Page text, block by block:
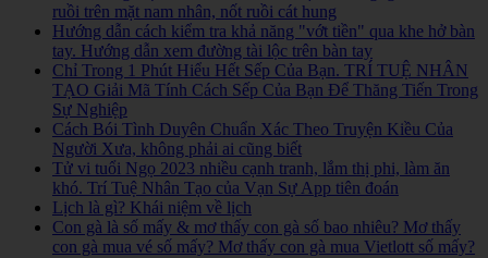
ruồi trên mặt nam nhân, nốt ruồi cát hung
Hướng dẫn cách kiểm tra khả năng "vớt tiền" qua khe hở bàn
tay. Hướng dẫn xem đường tài lộc trên bàn tay
Chỉ Trong 1 Phút Hiểu Hết Sếp Của Bạn. TRÍ TUỆ NHÂN
TẠO Giải Mã Tính Cách Sếp Của Bạn Để Thăng Tiến Trong
Sự Nghiệp
Cách Bói Tình Duyên Chuẩn Xác Theo Truyện Kiều Của
Người Xưa, không phải ai cũng biết
Tử vi tuổi Ngọ 2023 nhiều cạnh tranh, lắm thị phi, làm ăn
khó. Trí Tuệ Nhân Tạo của Vạn Sự App tiên đoán
Lịch là gì? Khái niệm về lịch
Con gà là số mấy & mơ thấy con gà số bao nhiêu? Mơ thấy
con gà mua vé số mấy? Mơ thấy con gà mua Vietlott số mấy?